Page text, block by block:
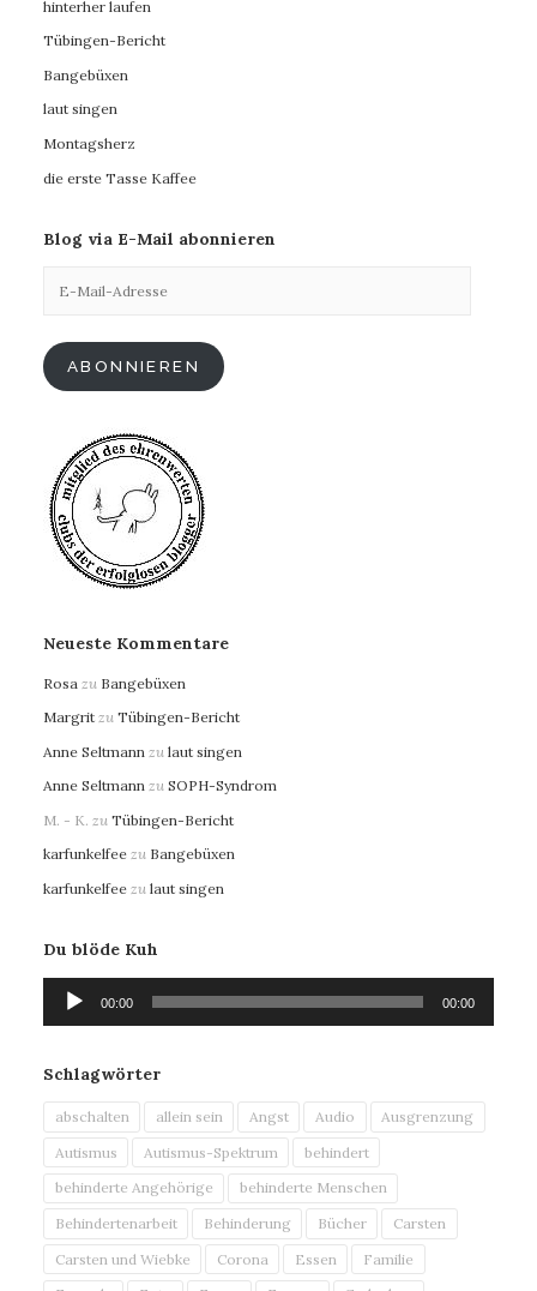
hinterher laufen
Tübingen-Bericht
Bangebüxen
laut singen
Montagsherz
die erste Tasse Kaffee
Blog via E-Mail abonnieren
Mail-
ABONNIEREN
Neueste Kommentare
Rosa zu Bangebüxen
Margrit zu Tübingen-Bericht
Anne Seltmann zu laut singen
Anne Seltmann zu SOPH-Syndrom
M. - K. zu Tübingen-Bericht
karfunkelfee zu Bangebüxen
karfunkelfee zu laut singen
Du blöde Kuh
Audio-
Player
00:00 00:00
Schlagwörter
abschalten allein sein Angst Audio
Ausgrenzung
Autismus
Autismus-Spektrum
behindert
behinderte Angehörige
behinderte Menschen
Behindertenarbeit
Behinderung Bücher
Carsten
Carsten und Wiebke
Corona Essen
Familie